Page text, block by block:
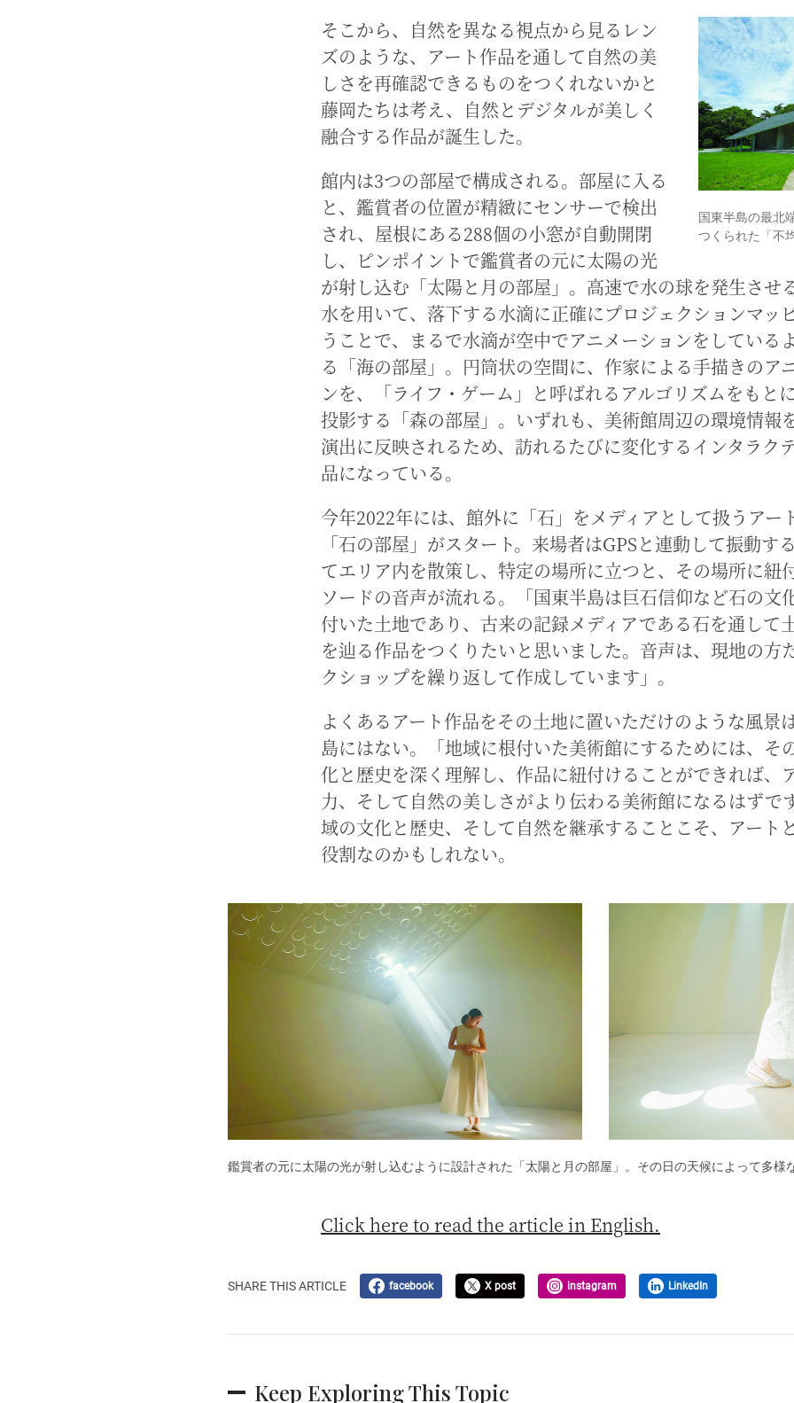
国東半島の最北
つくられた「不
そこから、自然を異なる視点から見るレン
ズのような、アート作品を通して自然の美
しさを再確認できるものをつくれないかと
藤岡たちは考え、自然とデジタルが美しく
融合する作品が誕生した。
館内は3つの部屋で構成される。部屋に入る
と、鑑賞者の位置が精緻にセンサーで検出
され、屋根にある288個の小窓が自動開閉
し、ピンポイントで鑑賞者の元に太陽の光
が射し込む「太陽と月の部屋」。高速で水の球を発生させ
水を用いて、落下する水滴に正確にプロジェクションマッ
うことで、まるで水滴が空中でアニメーションをしている
る「海の部屋」。円筒状の空間に、作家による手描きのア
ンを、「ライフ・ゲーム」と呼ばれるアルゴリズムをもと
投影する「森の部屋」。いずれも、美術館周辺の環境情報
演出に反映されるため、訪れるたびに変化するインタラク
品になっている。
今年2022年には、館外に「石」をメディアとして扱うアー
「石の部屋」がスタート。来場者はGPSと連動して振動す
てエリア内を散策し、特定の場所に立つと、その場所に紐
ソードの音声が流れる。「国東半島は巨石信仰など石の文
付いた土地であり、古来の記録メディアである石を通して
を辿る作品をつくりたいと思いました。音声は、現地の方
クショップを繰り返して作成しています」。
よくあるアート作品をその土地に置いただけのような風景
島にはない。「地域に根付いた美術館にするためには、そ
化と歴史を深く理解し、作品に紐付けることができれば、
力、そして自然の美しさがより伝わる美術館になるはずで
域の文化と歴史、そして自然を継承することこそ、アート
役割なのかもしれない。
鑑賞者の元に太陽の光が射し込むように設計された「太陽と月の部屋」。その日の天候によって多様
Click here to read the article in English.
SHARE THIS ARTICLE facebook X post instagram LinkedIn
Keep Exploring This Topic